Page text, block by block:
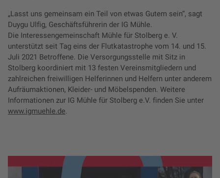
„Lasst uns gemeinsam ein Teil von etwas Gutem sein“, sagt
Duygu Ulfig, Geschäftsführerin der IG Mühle.
Die Interessengemeinschaft Mühle für Stolberg e. V.
unterstützt seit Tag eins der Flutkatastrophe vom 14. und 15.
Juli 2021 Betroffene. Die Versorgungsstelle mit Sitz in
Stolberg koordiniert mit 13 festen Vereinsmitgliedern und
zahlreichen freiwilligen Helferinnen und Helfern unter anderem
Aufräumaktionen, Kleider- und Möbelspenden. Weitere
Informationen zur IG Mühle für Stolberg e.V. finden Sie unter
www.igmuehle.de.